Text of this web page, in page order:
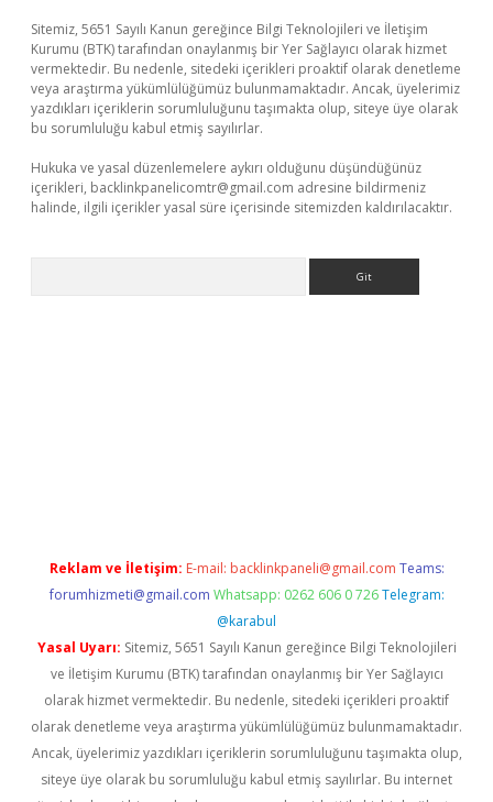
Sitemiz, 5651 Sayılı Kanun gereğince Bilgi Teknolojileri ve İletişim
Kurumu (BTK) tarafından onaylanmış bir Yer Sağlayıcı olarak hizmet
vermektedir. Bu nedenle, sitedeki içerikleri proaktif olarak denetleme
veya araştırma yükümlülüğümüz bulunmamaktadır. Ancak, üyelerimiz
yazdıkları içeriklerin sorumluluğunu taşımakta olup, siteye üye olarak
bu sorumluluğu kabul etmiş sayılırlar.
Hukuka ve yasal düzenlemelere aykırı olduğunu düşündüğünüz
içerikleri, backlinkpanelicomtr@gmail.com adresine bildirmeniz
halinde, ilgili içerikler yasal süre içerisinde sitemizden kaldırılacaktır.
Reklam ve İletişim: E-mail: backlinkpaneli@gmail.com Teams:
forumhizmeti@gmail.com Whatsapp: 0262 606 0 726 Telegram:
@karabul
Yasal Uyarı: Sitemiz, 5651 Sayılı Kanun gereğince Bilgi Teknolojileri
ve İletişim Kurumu (BTK) tarafından onaylanmış bir Yer Sağlayıcı
olarak hizmet vermektedir. Bu nedenle, sitedeki içerikleri proaktif
olarak denetleme veya araştırma yükümlülüğümüz bulunmamaktadır.
Ancak, üyelerimiz yazdıkları içeriklerin sorumluluğunu taşımakta olup,
siteye üye olarak bu sorumluluğu kabul etmiş sayılırlar. Bu internet